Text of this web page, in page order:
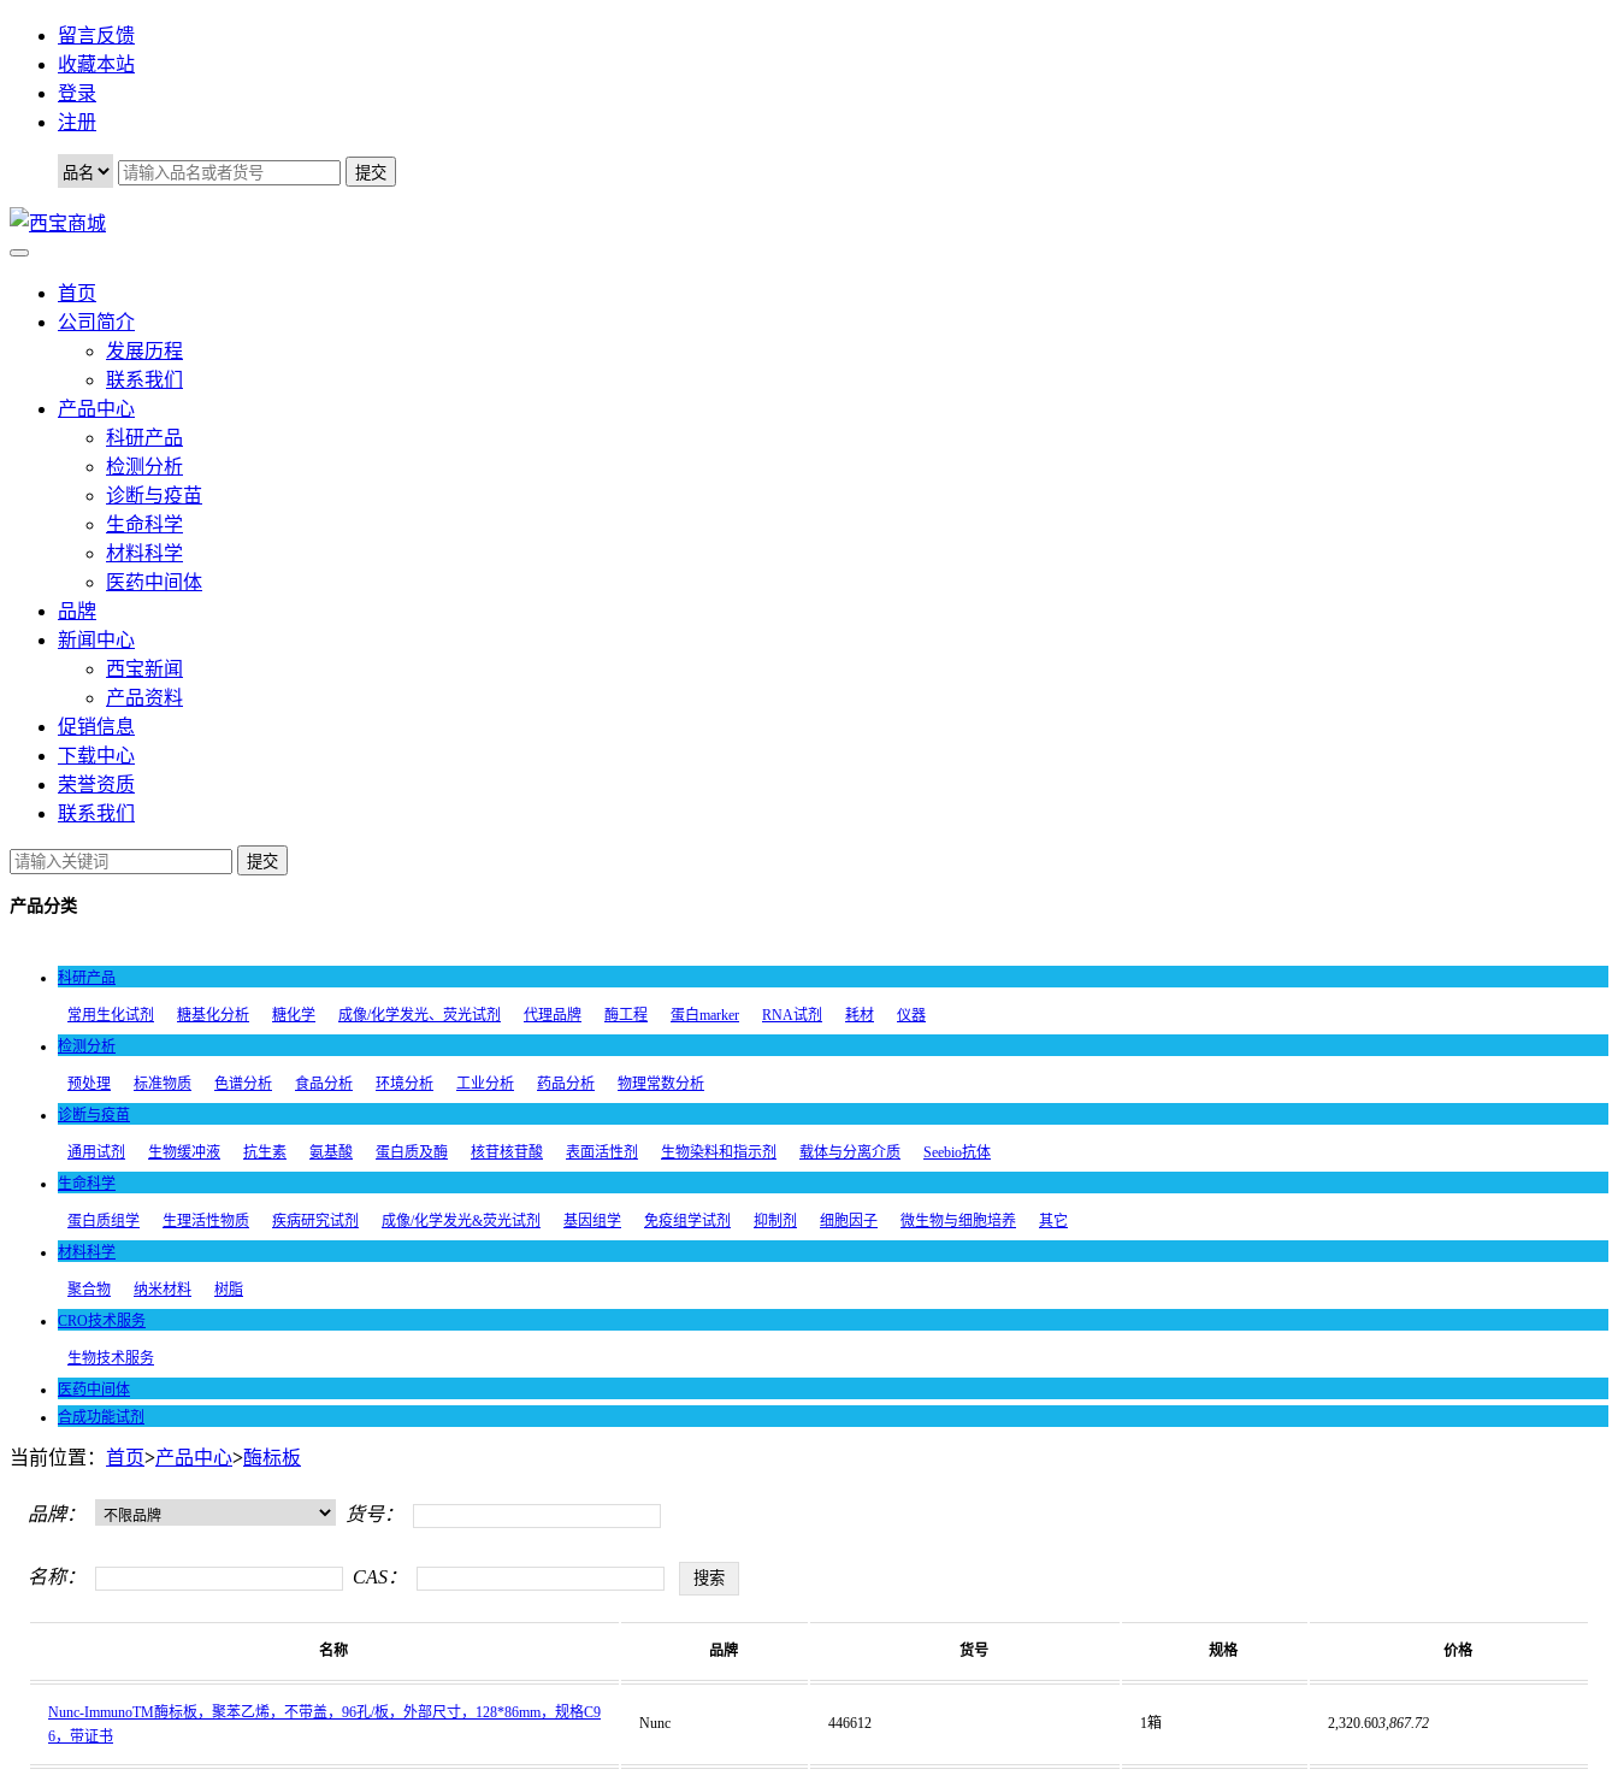
留言反馈
收藏本站
登录
注册
首页
公司简介
发展历程
联系我们
产品中心
科研产品
检测分析
诊断与疫苗
生命科学
材料科学
医药中间体
品牌
新闻中心
西宝新闻
产品资料
促销信息
下载中心
荣誉资质
联系我们
提交
产品分类
科研产品
常用生化试剂 糖基化分析 糖化学 成像/化学发光、荧光试剂 代理品牌 酶工程 蛋白marker RNA试剂 耗材
仪器
检测分析
预处理 标准物质 色谱分析 食品分析 环境分析 工业分析 药品分析
物理常数分析
诊断与疫苗
通用试剂 生物缓冲液 抗生素 氨基酸 蛋白质及酶 核苷核苷酸 表面活性剂 生物染料和指示剂 载体与分离介质
Seebio抗体
生命科学
蛋白质组学 生理活性物质 疾病研究试剂 成像/化学发光&荧光试剂 基因组学 免疫组学试剂 抑制剂 细胞因子 微生物与细胞培养
其它
材料科学
聚合物 纳米材料
树脂
CRO技术服务
生物技术服务
医药中间体
合成功能试剂
当前位置： 首页>产品中心>酶标板
品牌： 货号：
名称： CAS：
名称 品牌 货号 规格 价格
Nunc-ImmunoTM酶标板，聚苯乙烯，不带盖，96孔/板，外部尺寸，128*86mm，规格C9
6，带证书
Nunc 446612 1箱 2,320.603,867.72